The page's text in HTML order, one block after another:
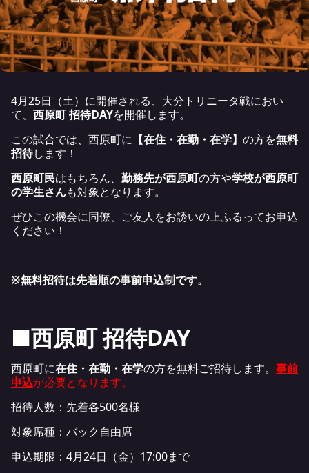
4月25日（土）に開催される、大分トリニータ戦におい
て、 西原町 招待DAYを開催します。
この試合では、西原町に 【在住・在勤・在学】 の方を無料
招待します！
西原町民はもちろん、 勤務先が西原町の方や学校が西原町
の学生さんも対象となります。
ぜひこの機会に同僚、ご友人をお誘いの上ふるってお申込
ください！
※無料招待は先着順の事前申込制です。
■西原町 招待DAY
西原町に在住・在勤・在学の方を無料ご招待します。 事前
申込が必要となります。
招待人数：先着各500名様
対象席種：バック自由席
申込期限：4月24日（金）17:00まで